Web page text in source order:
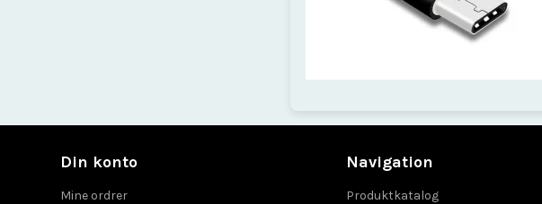
Din konto
Mine ordrer
Navigation
Produktkatalog